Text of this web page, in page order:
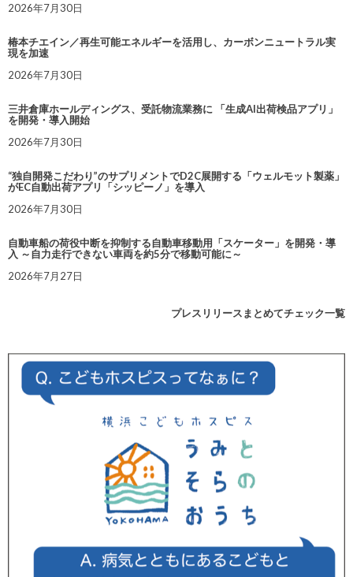
2026年7月30日
椿本チエイン／再生可能エネルギーを活用し、カーボンニュートラル実
現を加速
2026年7月30日
三井倉庫ホールディングス、受託物流業務に 「生成AI出荷検品アプリ」
を開発・導入開始
2026年7月30日
“独自開発こだわり”のサプリメントでD2C展開する「ウェルモット製薬」
がEC自動出荷アプリ「シッピーノ」を導入
2026年7月30日
自動車船の荷役中断を抑制する自動車移動用「スケーター」を開発・導
入 ～自力走行できない車両を約5分で移動可能に～
2026年7月27日
プレスリリースまとめてチェック一覧